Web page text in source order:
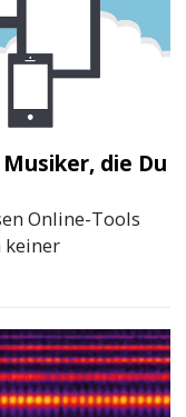
die Du
Online-Tools
keiner